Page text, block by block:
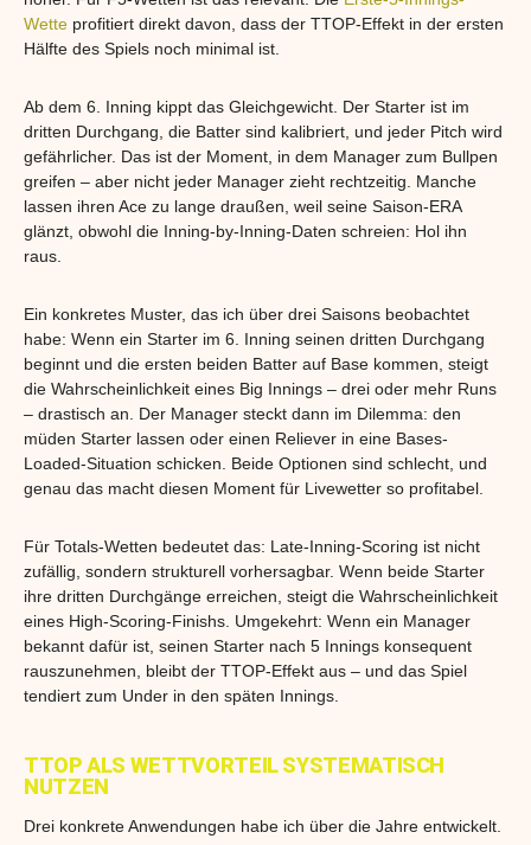
Wette profitiert direkt davon, dass der TTOP-Effekt in der ersten
Hälfte des Spiels noch minimal ist.
Ab dem 6. Inning kippt das Gleichgewicht. Der Starter ist im
dritten Durchgang, die Batter sind kalibriert, und jeder Pitch wird
gefährlicher. Das ist der Moment, in dem Manager zum Bullpen
greifen – aber nicht jeder Manager zieht rechtzeitig. Manche
lassen ihren Ace zu lange draußen, weil seine Saison-ERA
glänzt, obwohl die Inning-by-Inning-Daten schreien: Hol ihn
raus.
Ein konkretes Muster, das ich über drei Saisons beobachtet
habe: Wenn ein Starter im 6. Inning seinen dritten Durchgang
beginnt und die ersten beiden Batter auf Base kommen, steigt
die Wahrscheinlichkeit eines Big Innings – drei oder mehr Runs
– drastisch an. Der Manager steckt dann im Dilemma: den
müden Starter lassen oder einen Reliever in eine Bases-
Loaded-Situation schicken. Beide Optionen sind schlecht, und
genau das macht diesen Moment für Livewetter so profitabel.
Für Totals-Wetten bedeutet das: Late-Inning-Scoring ist nicht
zufällig, sondern strukturell vorhersagbar. Wenn beide Starter
ihre dritten Durchgänge erreichen, steigt die Wahrscheinlichkeit
eines High-Scoring-Finishs. Umgekehrt: Wenn ein Manager
bekannt dafür ist, seinen Starter nach 5 Innings konsequent
rauszunehmen, bleibt der TTOP-Effekt aus – und das Spiel
tendiert zum Under in den späten Innings.
TTOP ALS WETTVORTEIL SYSTEMATISCH
NUTZEN
Drei konkrete Anwendungen habe ich über die Jahre entwickelt.